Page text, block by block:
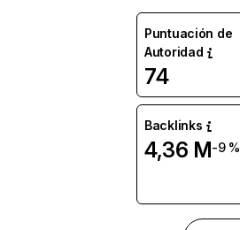
Puntuación de
Autoridad
74
Backlinks
4,36 M-9 %